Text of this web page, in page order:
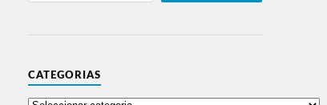
CATEGORIAS